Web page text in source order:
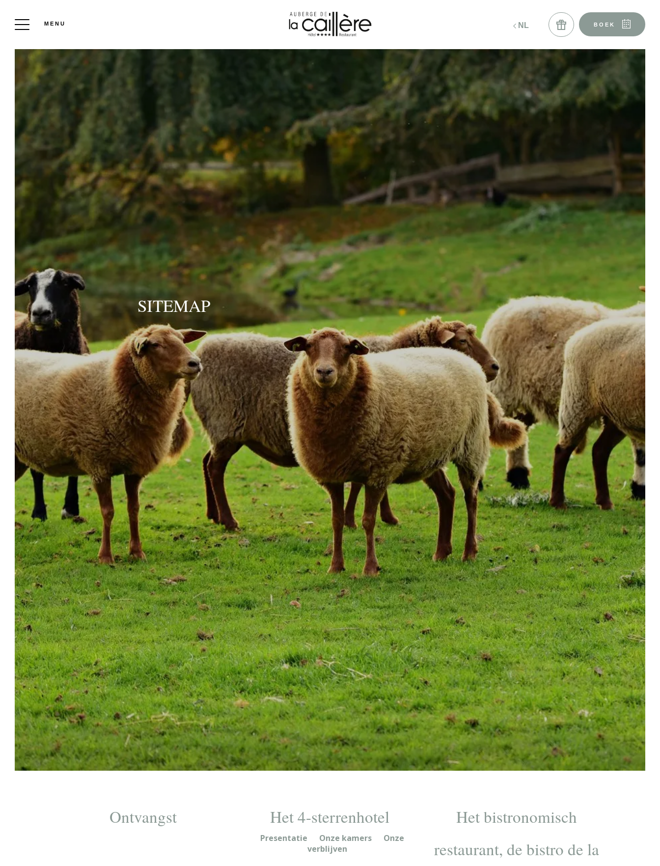
MENU BOEK
NL DE
ONTVANGST HET 4-STERRENHOTEL
HET BISTRONOMISCH
RESTAURANT, DE
BISTRO DE LA
CAILLÈRE
SALON & ONTBIJT
AUBERGE DE LA CAILLERE
Reserveren
Welkom in ons hotel-restaurant vlakbij de
Châteaux de la Loire! In Auberge de la
Caillère bieden wij u een scala aan diensten
zodat u kunt uitrusten en optimaal kunt
genieten van uw tussenstop. Tot snel in
onze vestiging!
een kamer boeken boek onze gîtes boek le bistrot cadeaubonnen
SITEMAP
Ontvangst Het 4-sterrenhotel
Presentatie Onze kamers
Onze
verblijven
Het bistronomisch
restaurant, de bistro de la